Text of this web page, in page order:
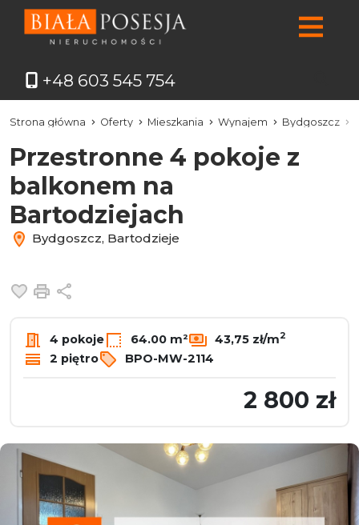
+48 603 545 754
Strona główna Oferty Mieszkania Wynajem Bydgoszcz
Przestronne 4 pokoje z
balkonem na
Bartodziejach
Bydgoszcz, Bartodzieje
Dodaj do ulubionych
Drukuj
4 pokoje 64.00 m² 43,75 zł/m2
2 piętro BPO-MW-2114
2 800 zł